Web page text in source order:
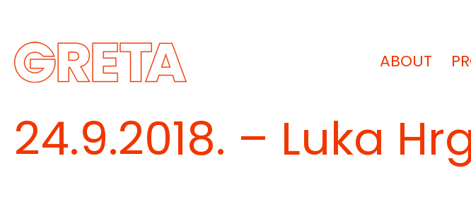
content
ABOUT
24.9.2018. – Luka